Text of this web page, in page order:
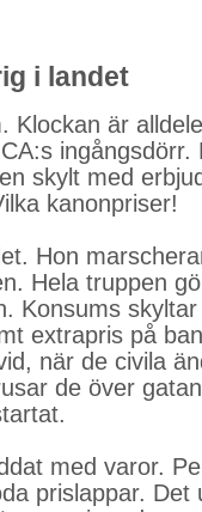
i landet
Klockan är
ingångsdörr.
skylt med
kanonpriser!
Hon
Hela truppen
Konsums
extrapris på
när de civila
de över
med varor.
prislappar. Det